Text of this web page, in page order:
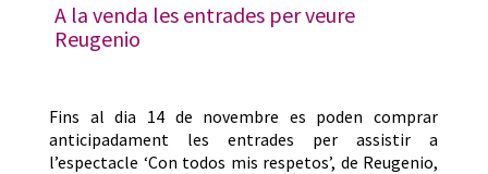
A la venda les entrades per veure
Reugenio
Fins al dia 14 de novembre es poden comprar
anticipadament les entrades per assistir a
l’espectacle ‘Con todos mis respetos’, de Reugenio,